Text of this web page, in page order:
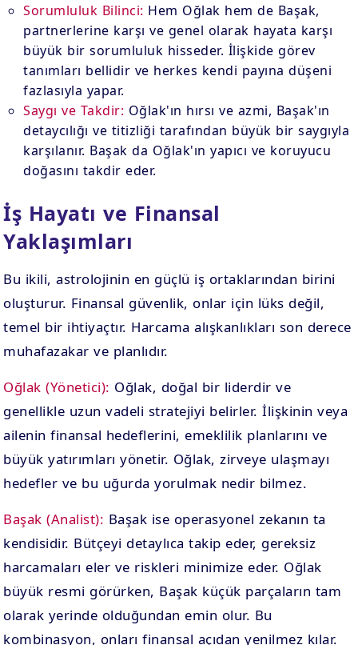
Sorumluluk Bilinci: Hem Oğlak hem de Başak,
partnerlerine karşı ve genel olarak hayata karşı
büyük bir sorumluluk hisseder. İlişkide görev
tanımları bellidir ve herkes kendi payına düşeni
fazlasıyla yapar.
Saygı ve Takdir: Oğlak'ın hırsı ve azmi, Başak'ın
detaycılığı ve titizliği tarafından büyük bir saygıyla
karşılanır. Başak da Oğlak'ın yapıcı ve koruyucu
doğasını takdir eder.
İş Hayatı ve Finansal
Yaklaşımları
Bu ikili, astrolojinin en güçlü iş ortaklarından birini
oluşturur. Finansal güvenlik, onlar için lüks değil,
temel bir ihtiyaçtır. Harcama alışkanlıkları son derece
muhafazakar ve planlıdır.
Oğlak (Yönetici): Oğlak, doğal bir liderdir ve
genellikle uzun vadeli stratejiyi belirler. İlişkinin veya
ailenin finansal hedeflerini, emeklilik planlarını ve
büyük yatırımları yönetir. Oğlak, zirveye ulaşmayı
hedefler ve bu uğurda yorulmak nedir bilmez.
Başak (Analist): Başak ise operasyonel zekanın ta
kendisidir. Bütçeyi detaylıca takip eder, gereksiz
harcamaları eler ve riskleri minimize eder. Oğlak
büyük resmi görürken, Başak küçük parçaların tam
olarak yerinde olduğundan emin olur. Bu
kombinasyon, onları finansal açıdan yenilmez kılar.